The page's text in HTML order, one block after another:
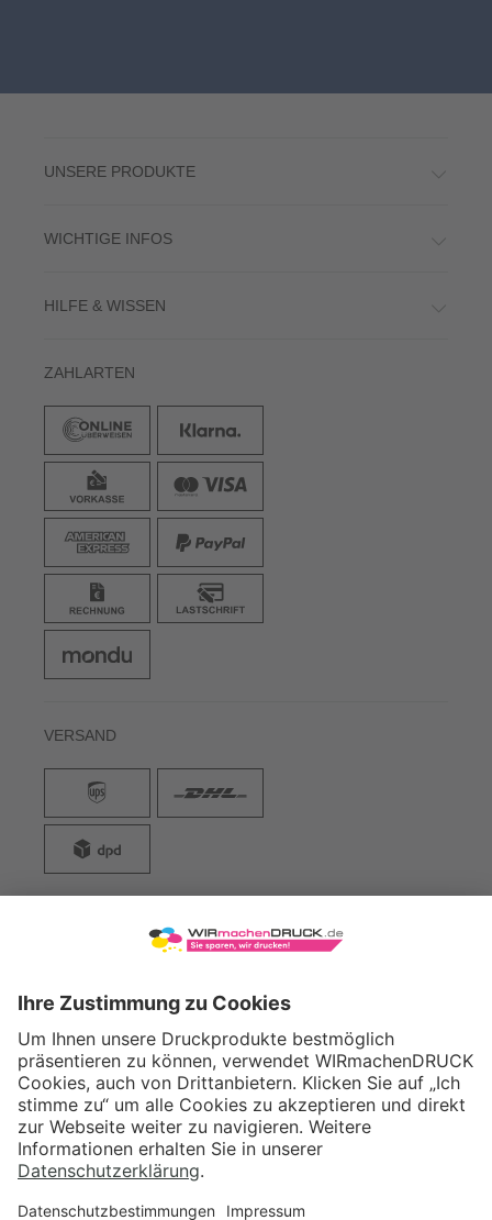
UNSERE PRODUKTE
WICHTIGE INFOS
HILFE & WISSEN
ZAHLARTEN
VERSAND
WIRmachenDRUCK GmbH
71522 Backnang
Tel.: +49 (0) 711 995 982 - 20
Fax: +49 (0) 711 995 982 - 21
SOCIAL MEDIA